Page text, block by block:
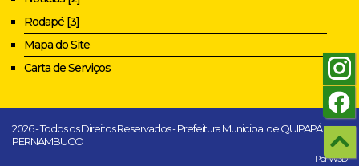
Rodapé [3]
Mapa do Site
Carta de Serviços
2026 - Todos os Direitos Reservados - Prefeitura Municipal de QUIPAPÁ -
PERNAMBUCO
Por W3D